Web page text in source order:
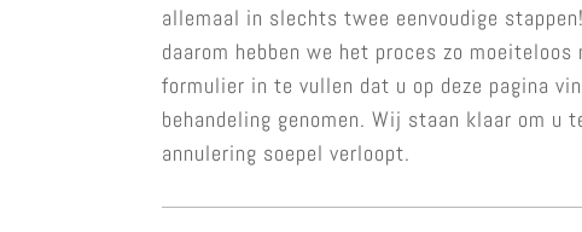
allemaal in slechts twee eenvoudige
daarom hebben we het proces zo
formulier in te vullen dat u op deze pagina
behandeling genomen. Wij staan klaar om u
annulering soepel verloopt.